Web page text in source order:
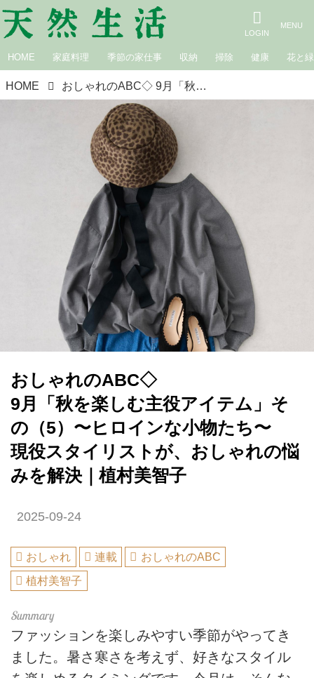
HOME 家庭料理 季節の家仕事 収納 掃除 健康 花と緑
HOME おしゃれのABC◇ 9月「秋を楽しむ主役アイテム」その（5）〜ヒロインな小物たち〜 現役スタイリストが、おしゃれの悩みを解決｜植村美智子
おしゃれのABC◇
9月「秋を楽しむ主役アイテム」そ
の（5）〜ヒロインな小物たち〜
現役スタイリストが、おしゃれの悩
みを解決｜植村美智子
2025-09-24
おしゃれ 連載
おしゃれのABC
植村美智子
ファッションを楽しみやすい季節がやってき
ました。暑さ寒さを考えず、好きなスタイル